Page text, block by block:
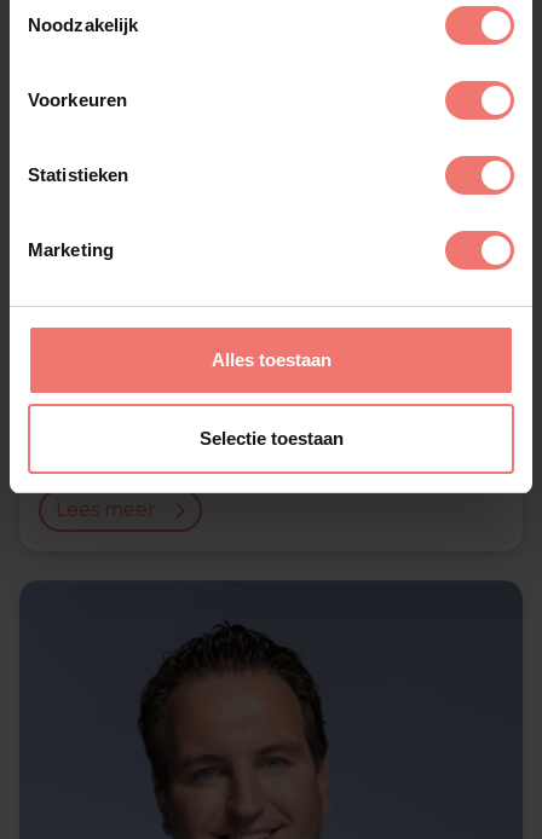
Noodzakelijk
Voorkeuren
Statistieken
Marketing
Alles toestaan
Selectie toestaan
Marco Schuitmaker
Lees meer